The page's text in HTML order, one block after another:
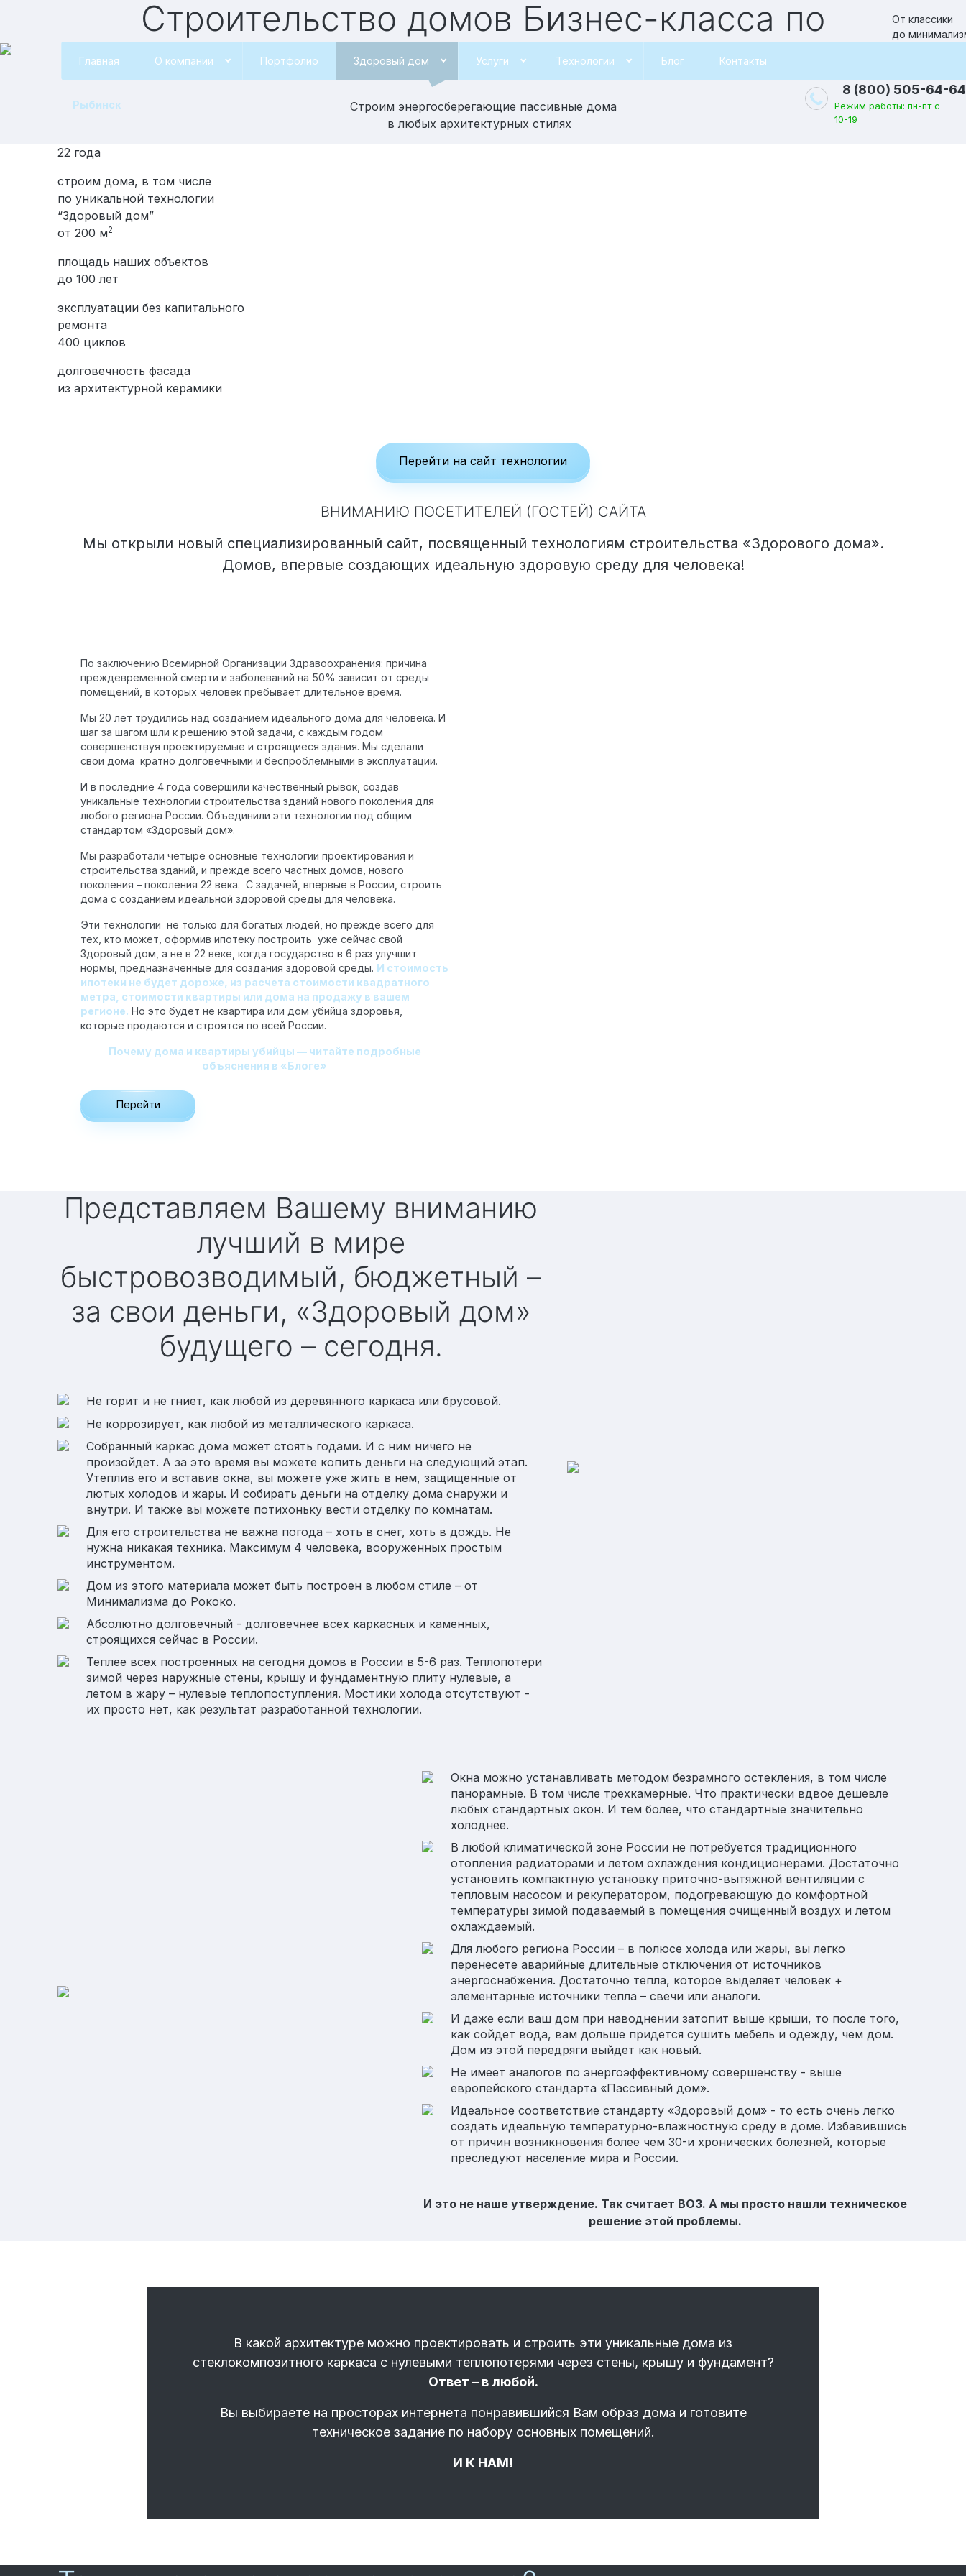
От классики
до
Главная О компании Портфолио Здоровый дом Услуги Технологии Блог Контакты
Рыбинск
8 (800) 505-64-64
Режим работы: пн-пт с
10-19
Вакансии
Управление проектом реализации дома
Реконструкция
Пожизненное обслуживание
Технология по улучшенным российским нормативам
Технология здоровый дом
Строительство домов Бизнес-класса по
стандарту “Здоровый дом”в Рыбинске
Строим энергосберегающие пассивные дома
в любых архитектурных стилях
22 года
строим дома, в том числе
по уникальной технологии
“Здоровый дом”
от 200 м2
площадь наших объектов
до 100 лет
эксплуатации без капитального
ремонта
400 циклов
долговечность фасада
из архитектурной керамики
Перейти на сайт технологии
ВНИМАНИЮ ПОСЕТИТЕЛЕЙ (ГОСТЕЙ) САЙТА
Мы открыли новый специализированный сайт, посвященный технологиям строительства «Здорового дома».
Домов, впервые создающих идеальную здоровую среду для человека!
По заключению Всемирной Организации Здравоохранения: причина
преждевременной смерти и заболеваний на 50% зависит от среды
помещений, в которых человек пребывает длительное время.
Мы 20 лет трудились над созданием идеального дома для человека. И
шаг за шагом шли к решению этой задачи, с каждым годом
совершенствуя проектируемые и строящиеся здания. Мы сделали
свои дома кратно долговечными и беспроблемными в эксплуатации.
И в последние 4 года совершили качественный рывок, создав
уникальные технологии строительства зданий нового поколения для
любого региона России. Объединили эти технологии под общим
стандартом «Здоровый дом».
Мы разработали четыре основные технологии проектирования и
строительства зданий, и прежде всего частных домов, нового
поколения – поколения 22 века. С задачей, впервые в России, строить
дома с созданием идеальной здоровой среды для человека.
Эти технологии не только для богатых людей, но прежде всего для
тех, кто может, оформив ипотеку построить уже сейчас свой
Здоровый дом, а не в 22 веке, когда государство в 6 раз улучшит
нормы, предназначенные для создания здоровой среды. И стоимость
ипотеки не будет дороже, из расчета стоимости квадратного
метра, стоимости квартиры или дома на продажу в вашем
регионе. Но это будет не квартира или дом убийца здоровья,
которые продаются и строятся по всей России.
Почему дома и квартиры убийцы — читайте подробные
объяснения в «Блоге»
Перейти
Представляем Вашему вниманию
лучший в мире
быстровозводимый, бюджетный –
за свои деньги, «Здоровый дом»
будущего – сегодня.
Не горит и не гниет, как любой из деревянного каркаса или брусовой.
Не коррозирует, как любой из металлического каркаса.
Собранный каркас дома может стоять годами. И с ним ничего не
произойдет. А за это время вы можете копить деньги на следующий этап.
Утеплив его и вставив окна, вы можете уже жить в нем, защищенные от
лютых холодов и жары. И собирать деньги на отделку дома снаружи и
внутри. И также вы можете потихоньку вести отделку по комнатам.
Для его строительства не важна погода – хоть в снег, хоть в дождь. Не
нужна никакая техника. Максимум 4 человека, вооруженных простым
инструментом.
Дом из этого материала может быть построен в любом стиле – от
Минимализма до Рококо.
Абсолютно долговечный - долговечнее всех каркасных и каменных,
строящихся сейчас в России.
Теплее всех построенных на сегодня домов в России в 5-6 раз. Теплопотери
зимой через наружные стены, крышу и фундаментную плиту нулевые, а
летом в жару – нулевые теплопоступления. Мостики холода отсутствуют -
их просто нет, как результат разработанной технологии.
Окна можно устанавливать методом безрамного остекления, в том числе
панорамные. В том числе трехкамерные. Что практически вдвое дешевле
любых стандартных окон. И тем более, что стандартные значительно
холоднее.
В любой климатической зоне России не потребуется традиционного
отопления радиаторами и летом охлаждения кондиционерами. Достаточно
установить компактную установку приточно-вытяжной вентиляции с
тепловым насосом и рекуператором, подогревающую до комфортной
температуры зимой подаваемый в помещения очищенный воздух и летом
охлаждаемый.
Для любого региона России – в полюсе холода или жары, вы легко
перенесете аварийные длительные отключения от источников
энергоснабжения. Достаточно тепла, которое выделяет человек +
элементарные источники тепла – свечи или аналоги.
И даже если ваш дом при наводнении затопит выше крыши, то после того,
как сойдет вода, вам дольше придется сушить мебель и одежду, чем дом.
Дом из этой передряги выйдет как новый.
Не имеет аналогов по энергоэффективному совершенству - выше
европейского стандарта «Пассивный дом».
Идеальное соответствие стандарту «Здоровый дом» - то есть очень легко
создать идеальную температурно-влажностную среду в доме. Избавившись
от причин возникновения более чем 30-и хронических болезней, которые
преследуют население мира и России.
И это не наше утверждение. Так считает ВОЗ. А мы просто нашли техническое
решение этой проблемы.
В какой архитектуре можно проектировать и строить эти уникальные дома из
стеклокомпозитного каркаса с нулевыми теплопотерями через стены, крышу и фундамент?
Ответ – в любой.
Вы выбираете на просторах интернета понравившийся Вам образ дома и готовите
техническое задание по набору основных помещений.
И К НАМ!